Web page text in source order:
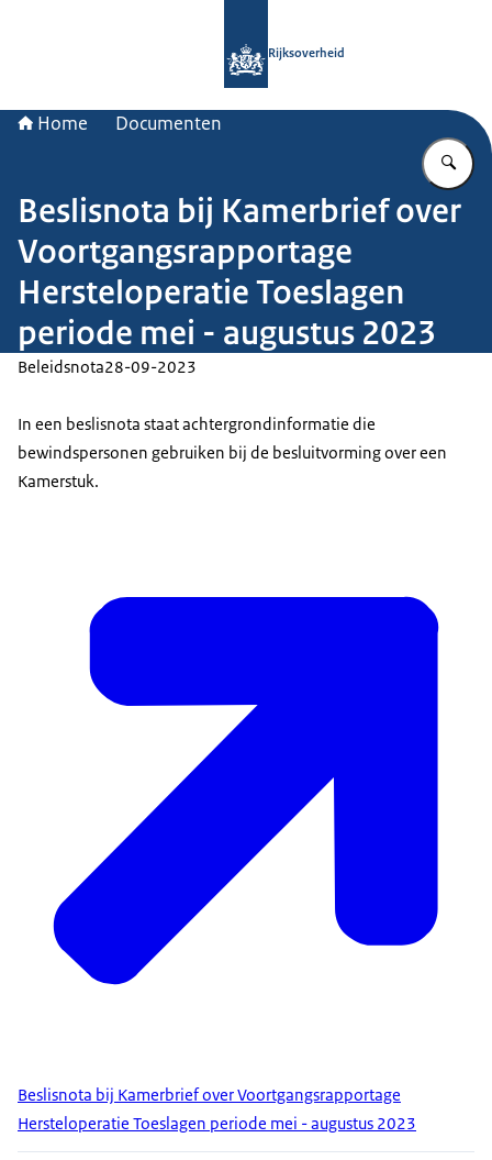
Rijksoverheid
Home Documenten
Beslisnota bij Kamerbrief over
Voortgangsrapportage
Hersteloperatie Toeslagen
periode mei - augustus 2023
Beleidsnota28-09-2023
In een beslisnota staat achtergrondinformatie die
bewindspersonen gebruiken bij de besluitvorming over een
Kamerstuk.
Beslisnota bij Kamerbrief over Voortgangsrapportage
Hersteloperatie Toeslagen periode mei - augustus 2023